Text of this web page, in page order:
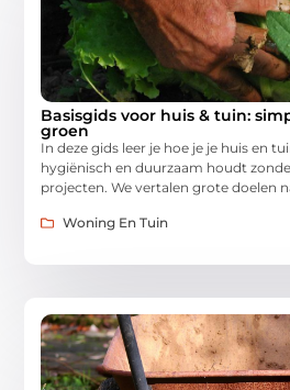
Basisgids voor huis & tuin:
groen
In deze gids leer je hoe je je huis en
hygiënisch en duurzaam houdt
projecten. We vertalen grote doelen
Woning En Tuin